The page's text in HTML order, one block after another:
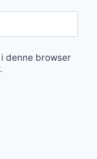
denne browser